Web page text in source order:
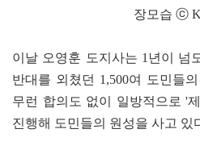
장모습 ⓒ
이날 오영훈 도지사는 1년이 넘
반대를 외쳤던 1,500여 도민들
무런 합의도 없이 일방적으로 '
진행해 도민들의 원성을 사고 있